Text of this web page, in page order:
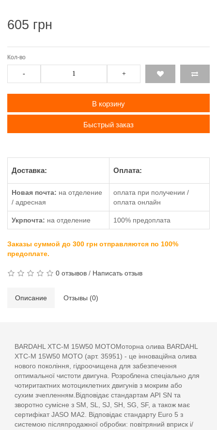
605 грн
Кол-во
- +
В корзину
Быстрый заказ
Доставка: Оплата:
Новая почта: на отделение
/ адресная
оплата при получении /
оплата онлайн
Укрпочта: на отделение 100% предоплата
Заказы суммой до 300 грн отправляются по 100%
предоплате.
0 отзывов / Написать отзыв
Описание Отзывы (0)
BARDAHL XTC-M 15W50 MOTOМоторна олива BARDAHL
XTC-M 15W50 MOTO (арт. 35951) - це інноваційна олива
нового покоління, гідроочищена для забезпечення
оптимальної чистоти двигуна. Розроблена спеціально для
чотиритактних мотоциклетних двигунів з мокрим або
сухим зчепленням.Відповідає стандартам API SN та
зворотно сумісне з SM, SL, SJ, SH, SG, SF, а також має
сертифікат JASO MA2. Відповідає стандарту Euro 5 з
системою післяпродажної обробки: повітряний вприск і/